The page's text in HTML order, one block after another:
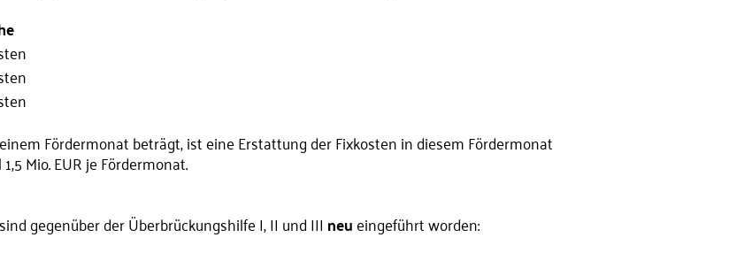
Fördermonat beträgt, ist eine Erstattung der Fixkosten in diesem Fördermonat
Mio. EUR je Fördermonat.
gegenüber der Überbrückungshilfe I, II und III neueingeführt worden: